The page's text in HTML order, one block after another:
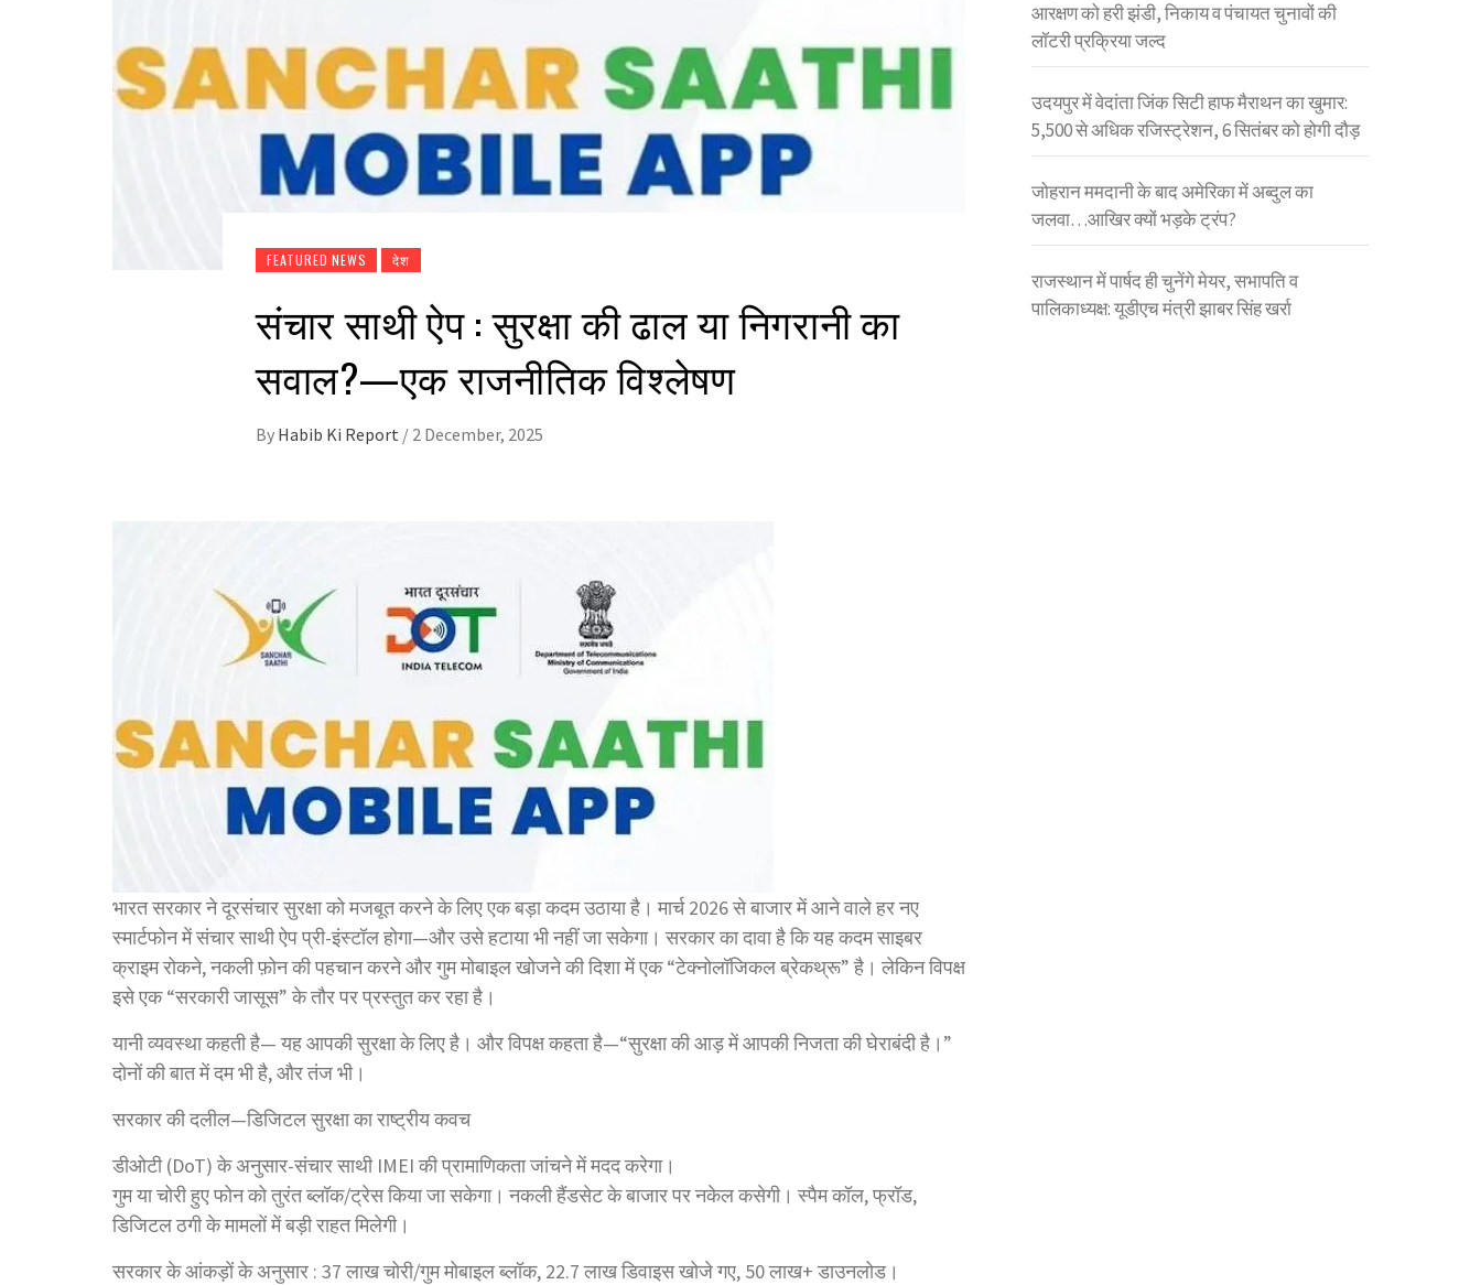
FEATURED NEWS देश
संचार साथी ऐप : सुरक्षा की ढाल या निगरानी का
सवाल?—एक राजनीतिक विश्लेषण
By Habib Ki Report / 2 December, 2025
भारत सरकार ने दूरसंचार सुरक्षा को मजबूत करने के लिए एक बड़ा कदम उठाया है। मार्च 2026 से बाजार में आने वाले हर नए
स्मार्टफोन में संचार साथी ऐप प्री-इंस्टॉल होगा—और उसे हटाया भी नहीं जा सकेगा। सरकार का दावा है कि यह कदम साइबर
क्राइम रोकने, नकली फ़ोन की पहचान करने और गुम मोबाइल खोजने की दिशा में एक “टेक्नोलॉजिकल ब्रेकथ्रू” है। लेकिन विपक्ष
इसे एक “सरकारी जासूस” के तौर पर प्रस्तुत कर रहा है।
यानी व्यवस्था कहती है— यह आपकी सुरक्षा के लिए है। और विपक्ष कहता है—“सुरक्षा की आड़ में आपकी निजता की घेराबंदी है।”
दोनों की बात में दम भी है, और तंज भी।
सरकार की दलील—डिजिटल सुरक्षा का राष्ट्रीय कवच
डीओटी (DoT) के अनुसार-संचार साथी IMEI की प्रामाणिकता जांचने में मदद करेगा।
गुम या चोरी हुए फोन को तुरंत ब्लॉक/ट्रेस किया जा सकेगा। नकली हैंडसेट के बाजार पर नकेल कसेगी। स्पैम कॉल, फ्रॉड,
डिजिटल ठगी के मामलों में बड़ी राहत मिलेगी।
सरकार के आंकड़ों के अनुसार : 37 लाख चोरी/गुम मोबाइल ब्लॉक, 22.7 लाख डिवाइस खोजे गए, 50 लाख+ डाउनलोड।
आरक्षण को हरी झंडी, निकाय व पंचायत चुनावों की
लॉटरी प्रक्रिया जल्द
उदयपुर में वेदांता जिंक सिटी हाफ मैराथन का खुमार:
5,500 से अधिक रजिस्ट्रेशन, 6 सितंबर को होगी दौड़
जोहरान ममदानी के बाद अमेरिका में अब्दुल का
जलवा…आखिर क्यों भड़के ट्रंप?
राजस्थान में पार्षद ही चुनेंगे मेयर, सभापति व
पालिकाध्यक्ष: यूडीएच मंत्री झाबर सिंह खर्रा